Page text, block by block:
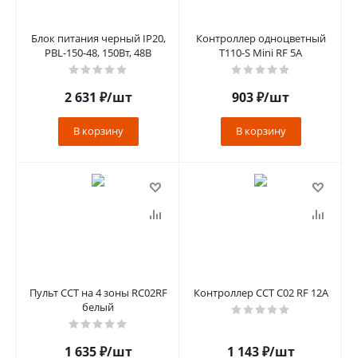
Блок питания черный IP20,
PBL-150-48, 150Вт, 48В
2 631 ₽/шт
В корзину
Контроллер одноцветный
T110-S Mini RF 5A
903₽/шт
В корзину
Пульт CCT на 4 зоны RC02RF
белый
1 635₽/шт
Контроллер CCT C02 RF 12А
1 143₽/шт